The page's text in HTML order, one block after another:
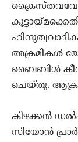
അക്രമികള്‍
ബൈബിൾ
ചെയ്തു.
കിഴക്കന്‍
സിയോന്‍